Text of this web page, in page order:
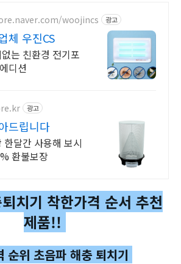
woojincs 광고
체 우진CS
는 친환경 전기포
디션
광고
드립니다
달간 사용해 보시
환불보장
치기 착한가격 순서 추천
제품!!
순위 초음파 해충 퇴치기